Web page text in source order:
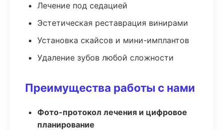
Лечение под седацией
Эстетическая реставрация винирами
Установка скайсов и мини-имплантов
Удаление зубов любой сложности
Преимущества работы с нами
Фото-протокол лечения и цифровое
планирование